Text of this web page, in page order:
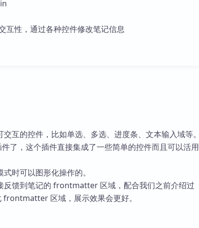
互性，通过各种控件修改笔记信息
互的控件，比如单选、多选、进度条、文本输入域等。
了，这个插件直接集成了一些简单的控件而且可以活用
时可以图形化操作的。
反馈到笔记的 frontmatter 区域，配合我们之前介绍过
frontmatter 区域，展示效果会更好。